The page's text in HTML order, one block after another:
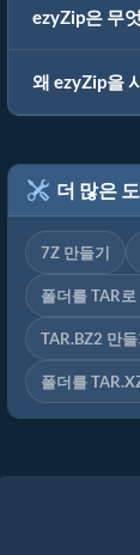
ezyZip은 무
왜 ezyZip을
더 많은
7Z 만들기
폴더를 TAR
TAR.BZ2 만들
폴더를